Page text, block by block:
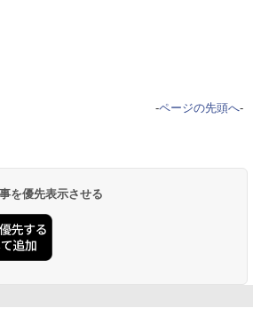
-ページの先頭へ-
を優先表示させる